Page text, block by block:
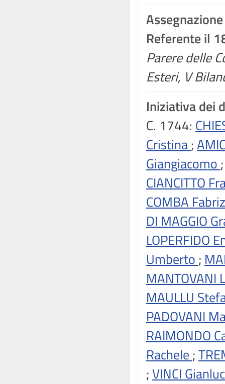
Assegnazione
Referente il
Parere delle
Esteri, V
Iniziativa dei
C. 1744:
Cristina;
Giangiacomo
CIANCITTO
COMBA
DI MAGGIO
LOPERFIDO
Umberto ;
MAULLU
PADOVANI
RAIMONDO
Rachele ;
;VINCI